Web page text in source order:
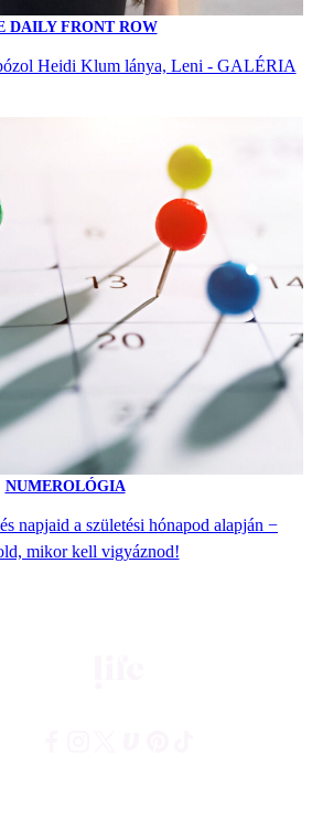
DAILY FRONT ROW
Heidi Klum lánya, Leni - GALÉRIA
NUMEROLÓGIA
napjaid a születési hónapod alapján −
mikor kell vigyáznod!